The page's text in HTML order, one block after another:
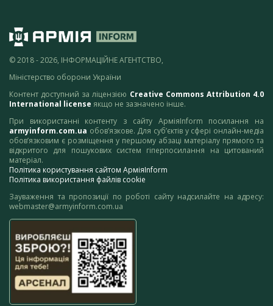
© 2018 - 2026, ІНФОРМАЦІЙНЕ АГЕНТСТВО,
Міністерство оборони України
Контент доступний за ліцензією Creative Commons Attribution 4.0
International license якщо не зазначено інше.
При використанні контенту з сайту АрміяInform посилання на
armyinform.com.ua обов’язкове. Для суб’єктів у сфері онлайн-медіа
обов’язковим є розміщення у першому абзаці матеріалу прямого та
відкритого для пошукових систем гіперпосилання на цитований
матеріал.
Політика користування сайтом АрміяInform
Політика використання файлів cookie
Зауваження та пропозиції по роботі сайту надсилайте на адресу:
webmaster@armyinform.com.ua